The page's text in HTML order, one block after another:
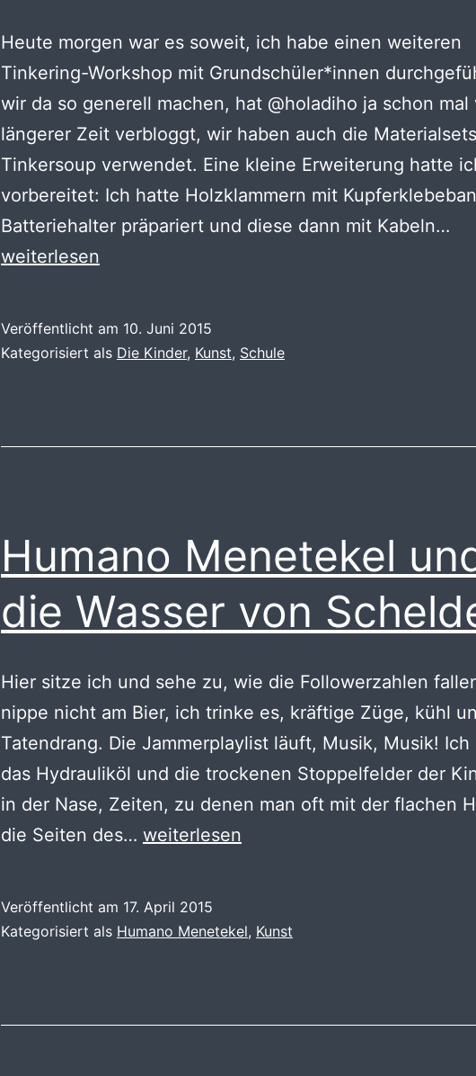
Heute morgen war es soweit, ich habe einen weiteren
Tinkering-Workshop mit Grundschüler*innen
wir da so generell machen, hat @holadiho ja schon mal
längerer Zeit verbloggt, wir haben auch die
Tinkersoup verwendet. Eine kleine Erweiterung hatte
vorbereitet: Ich hatte Holzklammern mit
Batteriehalter präpariert und diese dann mit Kabeln…
weiterlesen
Veröffentlicht am 10. Juni 2015
Kategorisiert als Die Kinder, Kunst, Schule
Humano Menetekel
die Wasser von
Hier sitze ich und sehe zu, wie die Followerzahlen
nippe nicht am Bier, ich trinke es, kräftige Züge, kühl
Tatendrang. Die Jammerplaylist läuft, Musik, Musik! Ich
das Hydrauliköl und die trockenen Stoppelfelder der
in der Nase, Zeiten, zu denen man oft mit der flachen
die Seiten des… Humano
die
weiterlesen
Veröffentlicht am 17. April 2015
Kategorisiert als Humano Menetekel, Kunst